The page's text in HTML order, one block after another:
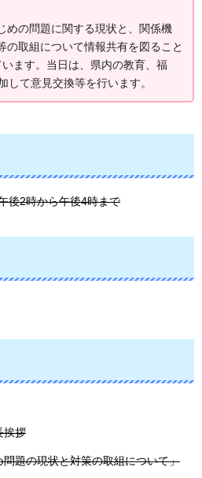
めの問題に関する現状と、関係機
の取組について情報共有を図ること
ます。当日は、県内の教育、福
して意見交換等を行います。
後2時から午後4時まで
挨拶
題の現状と対策の取組について」